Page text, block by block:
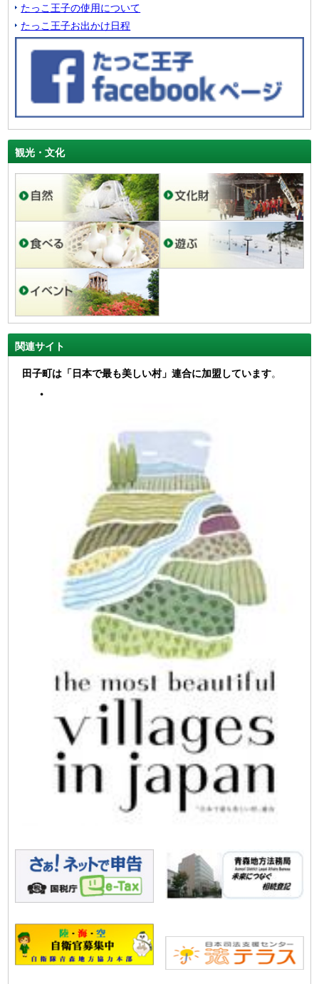
たっこ王子の使用について
たっこ王子お出かけ日程
観光・文化
関連サイト
田子町は「日本で最も美しい村」連合に加盟しています。
・